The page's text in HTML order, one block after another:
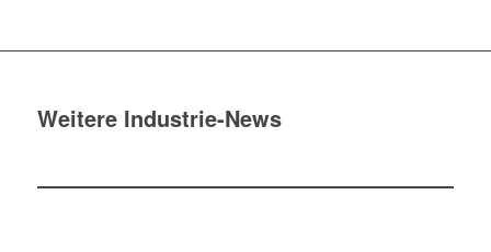
Weitere Industrie-News